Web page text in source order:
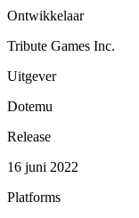
Ontwikkelaar
Tribute Games Inc.
Uitgever
Dotemu
Release
16 juni 2022
Platforms